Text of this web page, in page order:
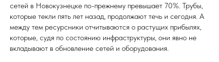
сетей в Новокузнецке по-прежнему превышает 70%. Трубы,
которые текли пять лет назад, продолжают течь и сегодня. А
между тем ресурсники отчитываются о растущих прибылях,
которые, судя по состоянию инфраструктуры, они явно не
вкладывают в обновление сетей и оборудования.